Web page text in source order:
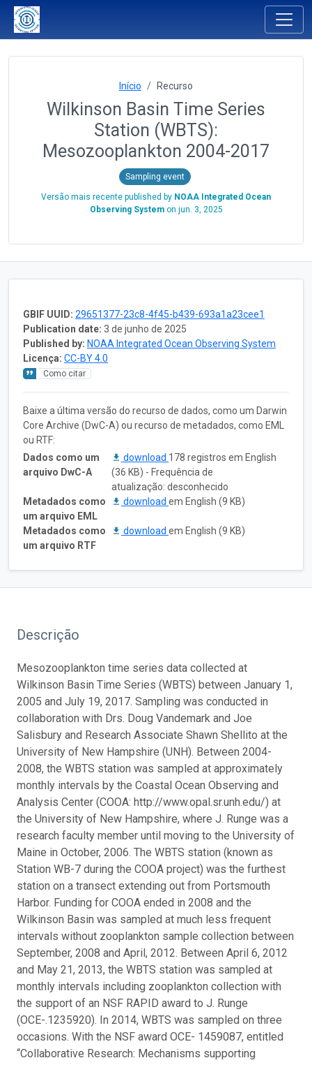
Início Recurso
Wilkinson Basin Time Series
Station (WBTS):
Mesozooplankton 2004-2017
Sampling event
Versão mais recente published by NOAA Integrated Ocean
Observing Systemon jun. 3, 2025
GBIF UUID: 29651377-23c8-4f45-b439-693a1a23cee1
Publication date: 3 de junho de 2025
Published by: NOAA Integrated Ocean Observing System
Licença: CC-BY 4.0
Como citar
Baixe a última versão do recurso de dados, como um Darwin
Core Archive (DwC-A) ou recurso de metadados, como EML
ou RTF:
Dados como um
arquivo DwC-A
download 178 registros em English
(36 KB) - Frequência de
atualização: desconhecido
Metadados como
um arquivo EML
download em English (9 KB)
Metadados como
um arquivo RTF
download em English (9 KB)
Descrição
Mesozooplankton time series data collected at
Wilkinson Basin Time Series (WBTS) between January 1,
2005 and July 19, 2017. Sampling was conducted in
collaboration with Drs. Doug Vandemark and Joe
Salisbury and Research Associate Shawn Shellito at the
University of New Hampshire (UNH). Between 2004-
2008, the WBTS station was sampled at approximately
monthly intervals by the Coastal Ocean Observing and
Analysis Center (COOA: http://www.opal.sr.unh.edu/) at
the University of New Hampshire, where J. Runge was a
research faculty member until moving to the University of
Maine in October, 2006. The WBTS station (known as
Station WB-7 during the COOA project) was the furthest
station on a transect extending out from Portsmouth
Harbor. Funding for COOA ended in 2008 and the
Wilkinson Basin was sampled at much less frequent
intervals without zooplankton sample collection between
September, 2008 and April, 2012. Between April 6, 2012
and May 21, 2013, the WBTS station was sampled at
monthly intervals including zooplankton collection with
the support of an NSF RAPID award to J. Runge
(OCE-.1235920). In 2014, WBTS was sampled on three
occasions. With the NSF award OCE- 1459087, entitled
“Collaborative Research: Mechanisms supporting